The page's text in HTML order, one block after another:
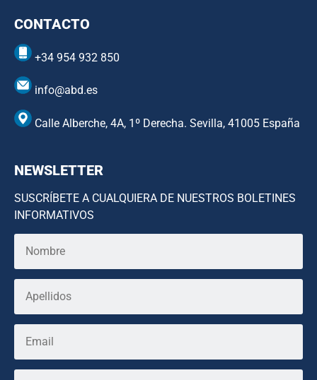
CONTACTO
+34 954 932 850
info@abd.es
Calle Alberche, 4A, 1º Derecha. Sevilla, 41005 España
NEWSLETTER
SUSCRÍBETE A CUALQUIERA DE NUESTROS BOLETINES
INFORMATIVOS